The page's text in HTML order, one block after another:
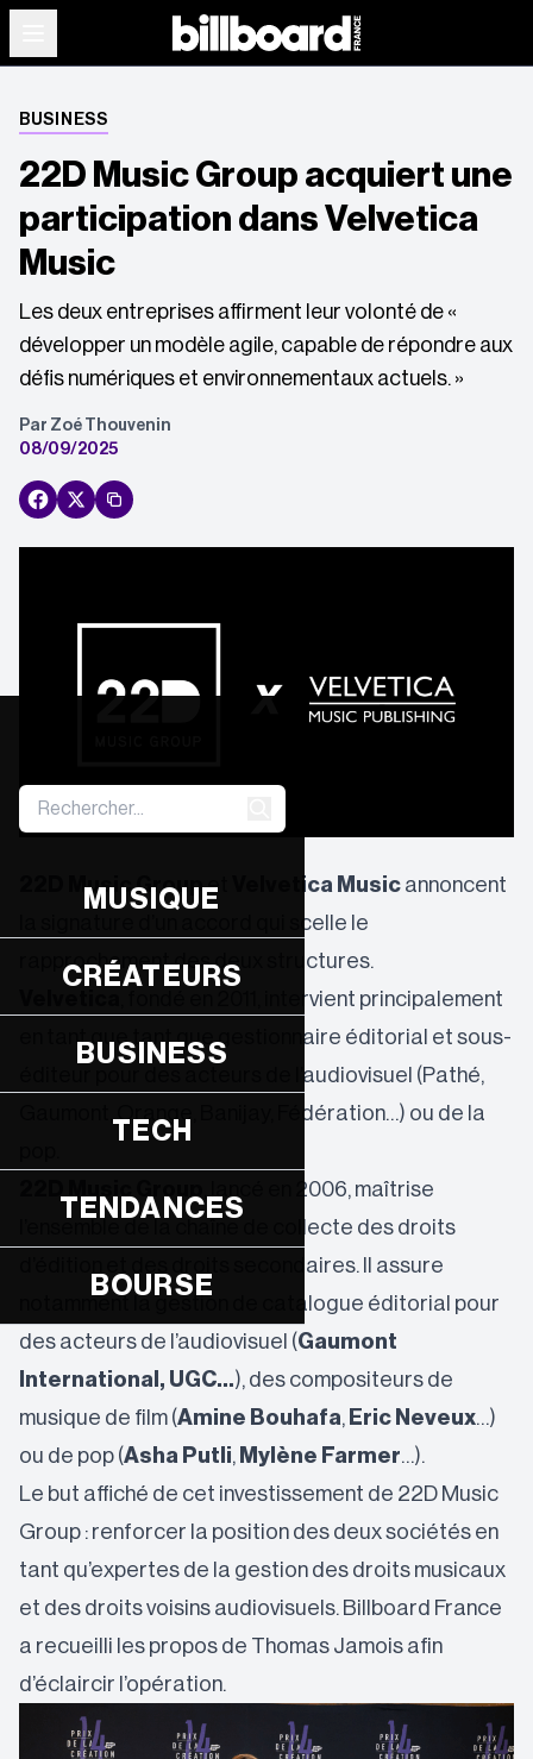
MUSIQUE
CRÉATEURS
BUSINESS
TECH
TENDANCES
BOURSE
BUSINESS
22D Music Group acquiert une
participation dans Velvetica
Music
Les deux entreprises affirment leur volonté de «
développer un modèle agile, capable de répondre aux
défis numériques et environnementaux actuels. »
Par Zoé Thouvenin
08/09/2025
22D Music Groupet Velvetica Music annoncent
la signature d’un accord qui scelle le
rapprochement des deux structures.
, fondé en 2011, intervient principalement
en tant que tant que gestionnaire éditorial et sous-
éditeur pour des acteurs de l’audiovisuel (Pathé,
Gaumont, Orange, Banijay, Fédération…) ou de la
, lancé en 2006, maîtrise
l’ensemble de la chaîne de collecte des droits
d’édition et des droits secondaires. Il assure
notamment la gestion de catalogue éditorial pour
des acteurs de l’audiovisuel (Gaumont
International, UGC…), des compositeurs de
musique de film (Amine Bouhafa, Eric Neveux…)
ou de pop (Asha Putli, Mylène Farmer…).
Le but affiché de cet investissement de 22D Music
Group : renforcer la position des deux sociétés en
tant qu’expertes de la gestion des droits musicaux
et des droits voisins audiovisuels. Billboard France
a recueilli les propos de Thomas Jamois afin
d’éclaircir l’opération.